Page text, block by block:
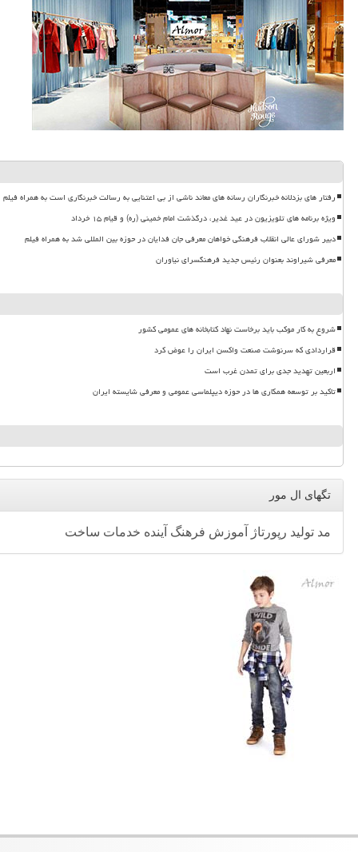
رفتار های بزدلانه خبرنگاران رسانه های معاند ناشی از بی اعتنایی به رسالت خبرنگاری است به همراه فیلم
ویژه برنامه های تلویزیون در عید غدیر، درگذشت امام خمینی (ره) و قیام ۱۵ خرداد
دبیر شورای عالی انقلاب فرهنگی خواهان معرفی جان فدایان در حوزه بین المللی شد به همراه فیلم
معرفی شیراوند بعنوان رئیس جدید فرهنگسرای نیاوران
شروع به کار موکب باید برخاست نهاد کتابخانه های عمومی کشور
قراردادی که سرنوشت صنعت واکسن ایران را عوض کرد
اربعین تهدید جدی برای تمدن غرب است
تاکید بر توسعه همکاری ها در حوزه دیپلماسی عمومی و معرفی شایسته ایران
تگهای ال مور
مد تولید رپورتاژ آموزش فرهنگ آینده خدمات ساخت